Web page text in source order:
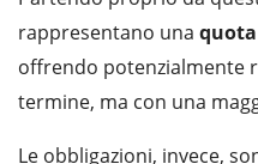
rappresentano una
offrendo potenzialmente
termine, ma con una
Le obbligazioni, invece,